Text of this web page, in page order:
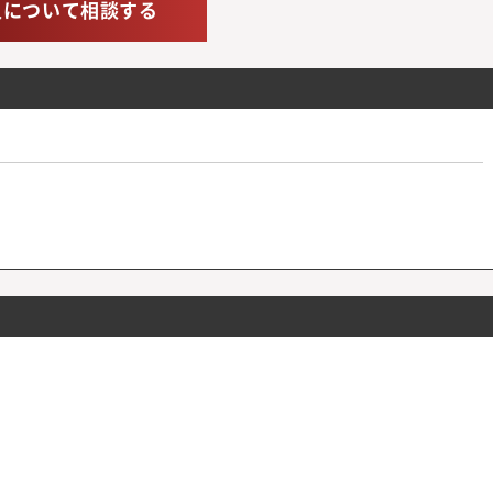
ついて相談する